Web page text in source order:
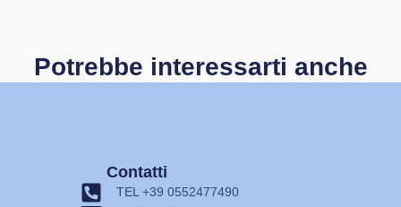
Potrebbe interessarti anche
Contatti
TEL +39 0552477490